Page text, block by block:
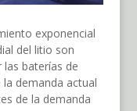
exponencial
del litio son
baterías de
demanda actual
de la demanda